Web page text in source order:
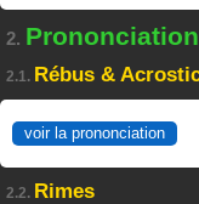
2.
2.1. Rébus &
voir la prononciation
2.2. Rimes